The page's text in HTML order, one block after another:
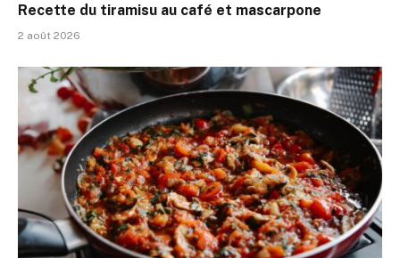
Recette du tiramisu au café et mascarpone
2 août 2026